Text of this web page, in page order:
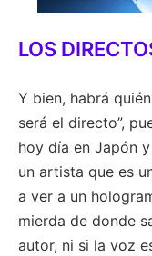
LOS
Y bien, habrá
será el directo”,
hoy día en Japón
un artista que es
a ver a un
mierda de donde
autor, ni si la voz